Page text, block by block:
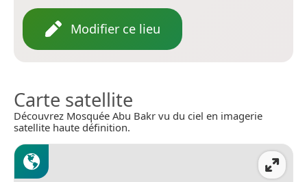
Modifier ce lieu
Carte satellite
Découvrez Mosquée Abu Bakr vu du ciel en imagerie
satellite haute définition.